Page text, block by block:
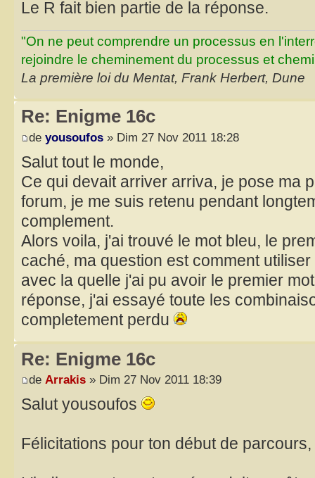
Le R fait bien partie de la réponse.
"On ne peut comprendre un processus en
rejoindre le cheminement du processus et
La première loi du Mentat, Frank Herbert, Dune
Re: Enigme 16c
de yousoufos » Dim 27 Nov 2011 18:28
Salut tout le monde,
Ce qui devait arriver arriva, je pose ma
forum, je me suis retenu pendant
complement.
Alors voila, j'ai trouvé le mot bleu, le
caché, ma question est comment
avec la quelle j'ai pu avoir le premier
réponse, j'ai essayé toute les
completement perdu
Re: Enigme 16c
de Arrakis » Dim 27 Nov 2011 18:39
Salut yousoufos
Félicitations pour ton début de